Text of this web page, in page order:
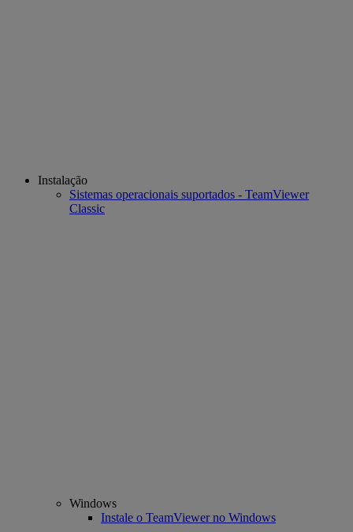
Instalação
Sistemas operacionais suportados - TeamViewer
Classic
Windows
Instale o TeamViewer no Windows